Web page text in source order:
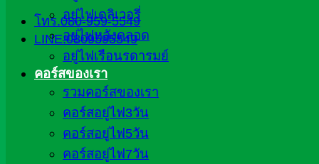
โทร.080-959-5549
LINE:0809595549
อยู่ไฟเดลิเวอรี่
อยู่ไฟหลังคลอด
อยู่ไฟเรือนรดารมย์
คอร์สของเรา
รวมคอร์สของเรา
คอร์สอยู่ไฟ3วัน
คอร์สอยู่ไฟ5วัน
คอร์สอยู่ไฟ7วัน